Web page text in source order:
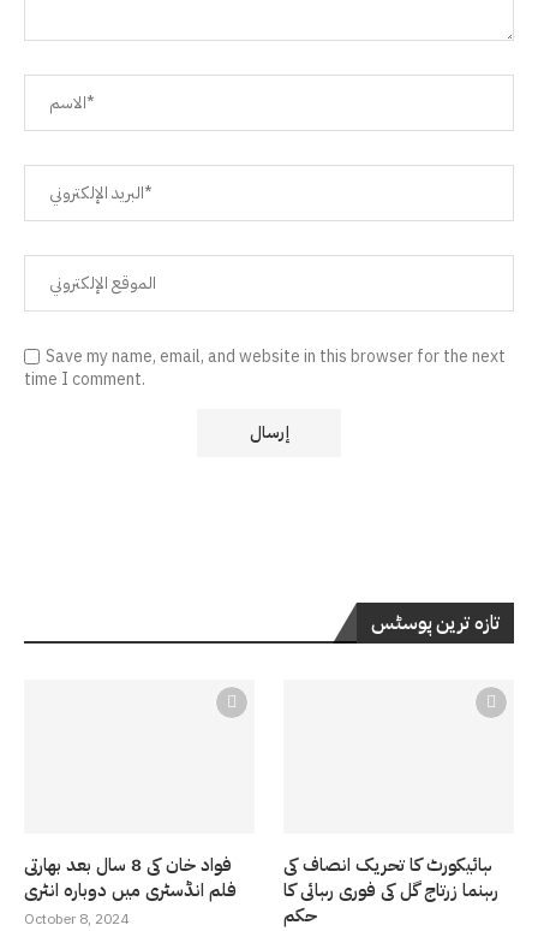
Save my name, email, and website in this browser for the next
time I comment.
تازہ ترین پوسٹس
فواد خان کی 8 سال بعد بھارتی
فلم انڈسٹری میں دوبارہ انٹری
October 8, 2024
ہائیکورٹ کا تحریک انصاف کی
رہنما زرتاج گل کی فوری رہائی کا
حکم